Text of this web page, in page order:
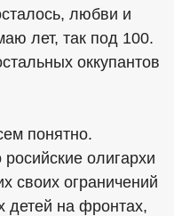
любви и
лет, так под 100.
оккупантов
понятно.
олигархи
своих ограничений
детей на фронтах,